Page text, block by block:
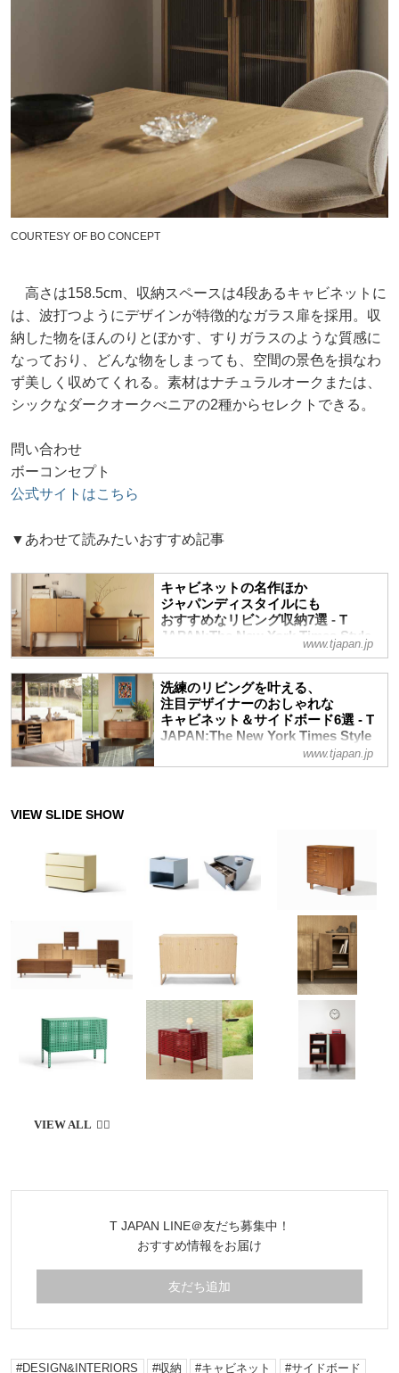
COURTESY OF BO CONCEPT
高さは158.5cm、収納スペースは4段あるキャビネットに
は、波打つようにデザインが特徴的なガラス扉を採用。収
納した物をほんのりとぼかす、すりガラスのような質感に
なっており、どんな物をしまっても、空間の景色を損なわ
ず美しく収めてくれる。素材はナチュラルオークまたは、
シックなダークオークべニアの2種からセレクトできる。
問い合わせ
ボーコンセプト
公式サイトはこちら
▼あわせて読みたいおすすめ記事
キャビネットの名作ほか
ジャパンディスタイルにも
おすすめなリビング収納7選 - T
JAPAN:The New York Times Style
ニュートラルカラーでまとめたナチュラル
スタイルや、北欧の雰囲気と日本の和のス
タイルを合わせた注目のジャパンディスタ
イルにもおすすめの、キャビネット＆サイ
ドボードを厳選紹介。散らかりがちなリビ
ングは、アルヴァ・アアルトの名作復刻版
www.tjapan.jp
洗練のリビングを叶える、
注目デザイナーのおしゃれな
キャビネット＆サイドボード6選 - T
JAPAN:The New York Times Style
く、機能的な収納で、いつも心地よく、快
適な住まいを目指して
www.tjapan.jp
T JAPAN LINE＠友だち募集中！
おすすめ情報をお届け
友だち追加
DESIGN&INTERIORS 収納 キャビネット サイドボード